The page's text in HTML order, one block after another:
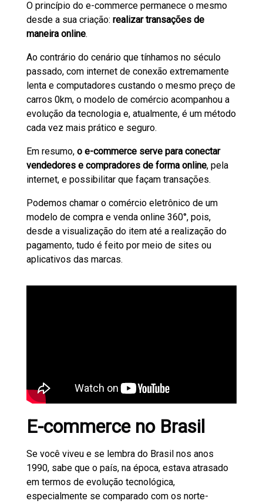
O princípio do e-commerce permanece o mesmo
desde a sua criação: realizar transações de
maneira online.
Ao contrário do cenário que tínhamos no século
passado, com internet de conexão extremamente
lenta e computadores custando o mesmo preço de
carros 0km, o modelo de comércio acompanhou a
evolução da tecnologia e, atualmente, é um método
cada vez mais prático e seguro.
Em resumo, o e-commerce serve para conectar
vendedores e compradores de forma online, pela
internet, e possibilitar que façam transações.
Podemos chamar o comércio eletrônico de um
modelo de compra e venda online 360°, pois,
desde a visualização do item até a realização do
pagamento, tudo é feito por meio de sites ou
aplicativos das marcas.
E-commerce no Brasil
Se você viveu e se lembra do Brasil nos anos
1990, sabe que o país, na época, estava atrasado
em termos de evolução tecnológica,
especialmente se comparado com os norte-